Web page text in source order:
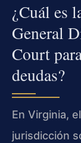
¿Cuál es
General
Court
deudas?
En Virginia,
jurisdicción